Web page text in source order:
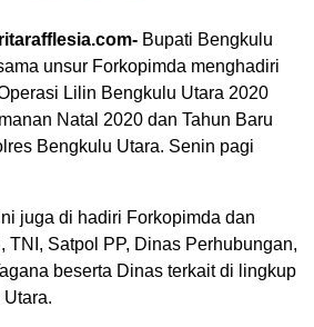
Bupati Bengkulu
unsur Forkopimda menghadiri
Lilin Bengkulu Utara 2020
Natal 2020 dan Tahun Baru
Bengkulu Utara. Senin pagi
juga di hadiri Forkopimda dan
TNI, Satpol PP, Dinas Perhubungan,
beserta Dinas terkait di lingkup